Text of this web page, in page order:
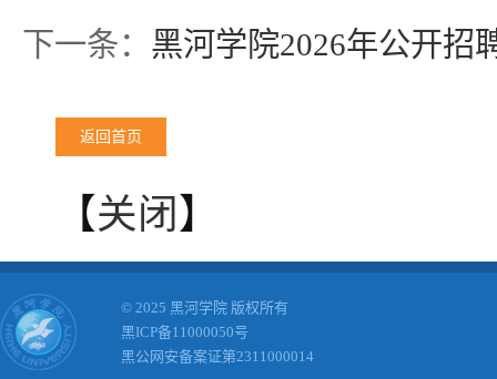
下一条： 黑河学院2026年公开招
返回首页
【关闭 】
© 2025 黑河学院 版权所有
黑ICP备11000050号
黑公网安备案证第2311000014